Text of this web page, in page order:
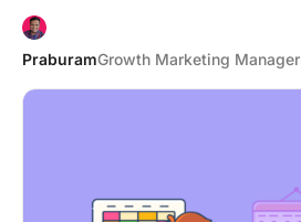
PraburamGrowth Marketing Manager